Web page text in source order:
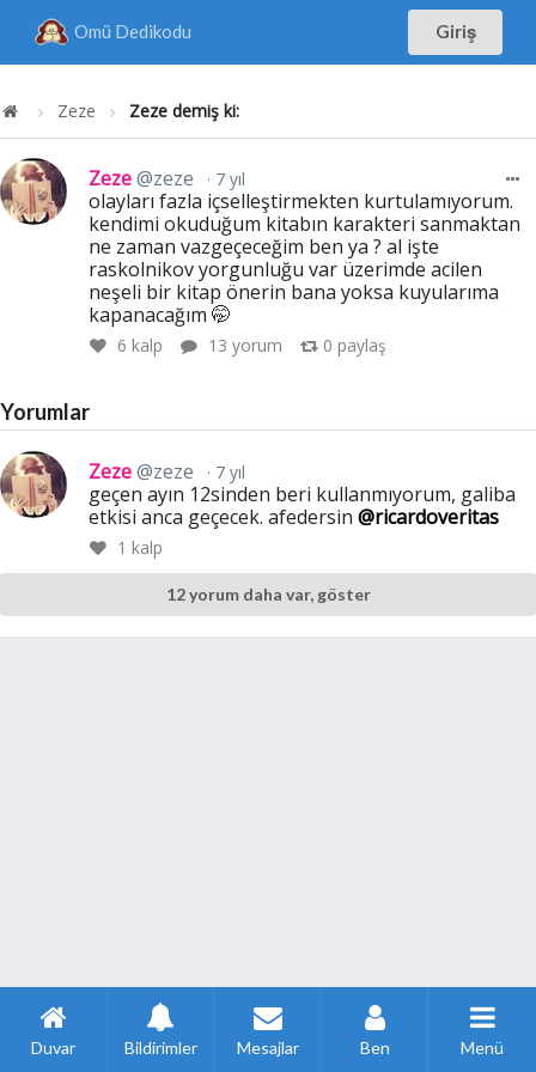
Omü Dedikodu Giriş
Zeze Zeze demiş ki:
Zeze@zeze 7 yıl
olayları fazla içselleştirmekten kurtulamıyorum.
kendimi okuduğum kitabın karakteri sanmaktan
ne zaman vazgeçeceğim ben ya ? al işte
raskolnikov yorgunluğu var üzerimde acilen
neşeli bir kitap önerin bana yoksa kuyularıma
kapanacağım 🤭
6 kalp 13 yorum 0 paylaş
Yorumlar
Zeze@zeze 7 yıl
geçen ayın 12sinden beri kullanmıyorum, galiba
etkisi anca geçecek. afedersin@ricardoveritas
1 kalp
12 yorum daha var, göster
Duvar Bildirimler Mesajlar Ben Menü